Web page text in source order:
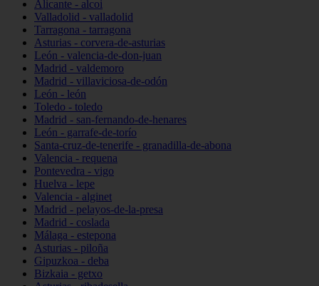
Alicante - alcoi
Valladolid - valladolid
Tarragona - tarragona
Asturias - corvera-de-asturias
León - valencia-de-don-juan
Madrid - valdemoro
Madrid - villaviciosa-de-odón
León - león
Toledo - toledo
Madrid - san-fernando-de-henares
León - garrafe-de-torío
Santa-cruz-de-tenerife - granadilla-de-abona
Valencia - requena
Pontevedra - vigo
Huelva - lepe
Valencia - alginet
Madrid - pelayos-de-la-presa
Madrid - coslada
Málaga - estepona
Asturias - piloña
Gipuzkoa - deba
Bizkaia - getxo